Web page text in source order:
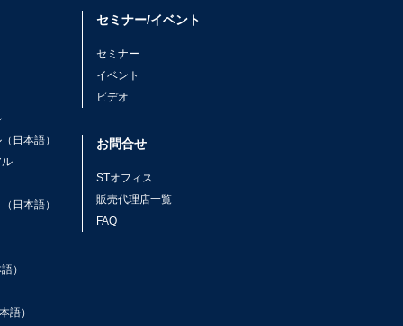
日本語）
日本語）
）
語）
セミナー/イベント
セミナー
イベント
ビデオ
お問合せ
STオフィス
販売代理店一覧
FAQ